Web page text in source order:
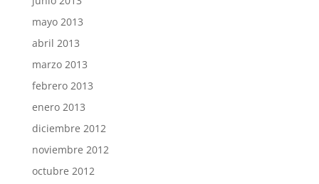
mayo 2013
abril 2013
marzo 2013
febrero 2013
enero 2013
diciembre 2012
noviembre 2012
octubre 2012